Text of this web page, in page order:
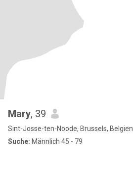
Mary, 39
Sint-Josse-ten-Noode, Brussels, Belgien
Suche: Männlich 45 - 79